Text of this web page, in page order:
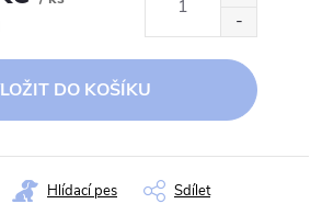
DO KOŠÍKU
Hlídací pes Sdílet